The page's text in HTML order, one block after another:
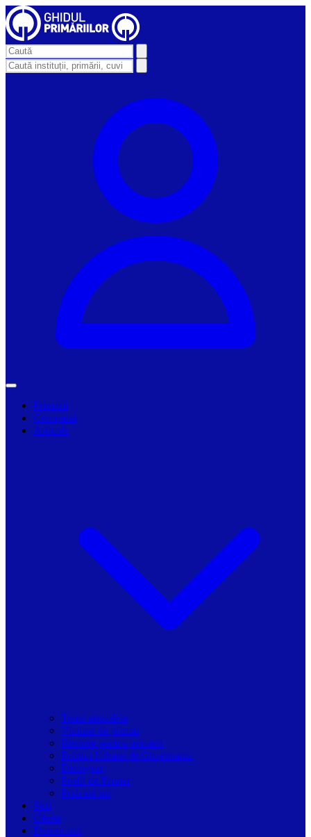
Primarii
Companii
Articole
Toate articolele
Viziune de primar
Resurse pentru primarii
Politici Urbane & Guvernanta
Dialoguri
Profil de Primar
Podcast-uri
Stiri
Oferte
Despre noi